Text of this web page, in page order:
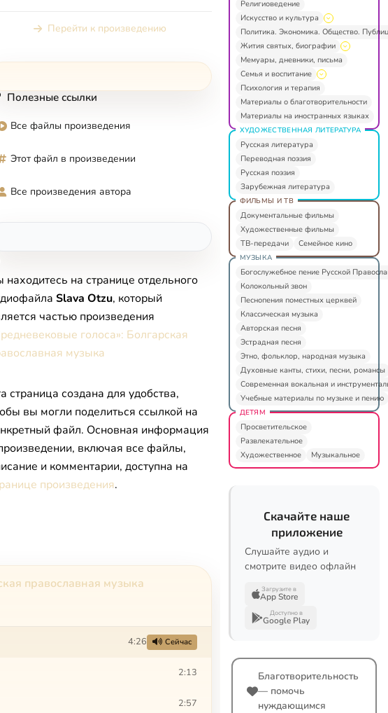
такие к...
Перейти к произведению
Полезные ссылки
Все файлы произведения
Этот файл в произведении
Все произведения автора
находитесь на странице отдельного
Slava Otzu, который
частью произведения
голоса»: Болгарская
музыка
страница создана для удобства,
вы могли поделиться ссылкой на
файл. Основная информация
включая все файлы,
и комментарии, доступна на
произведения.
православная музыка
4:26 Сейчас
2:13
2:57
Религиоведение
Искусство и культура
Политика. Экономика. Общество.
Жития святых, биографии
Мемуары, дневники, письма
Семья и воспитание
Психология и терапия
Материалы о благотворительности
Материалы на иностранных языках
ХУДОЖЕСТВЕННАЯ ЛИТЕРАТУРА
Русская литература
Переводная поэзия
Русская поэзия
Зарубежная литература
ФИЛЬМЫ И ТВ
Документальные фильмы
Художественные фильмы
ТВ-передачи
Семейное кино
МУЗЫКА
Богослужебное пение Русской
Колокольный звон
Песнопения поместных церквей
Классическая музыка
Авторская песня
Эстрадная песня
Этно, фольклор, народная музыка
Духовные канты, стихи, песни, романсы
Современная вокальная и
Учебные материалы по музыке и пению
ДЕТЯМ
Просветительское
Развлекательное
Художественное
Музыкальное
Скачайте наше
приложение
Слушайте аудио и
смотрите видео офлайн
Загрузите в
App Store
Доступно в
Google Play
Благотворительность
— помочь
нуждающимся